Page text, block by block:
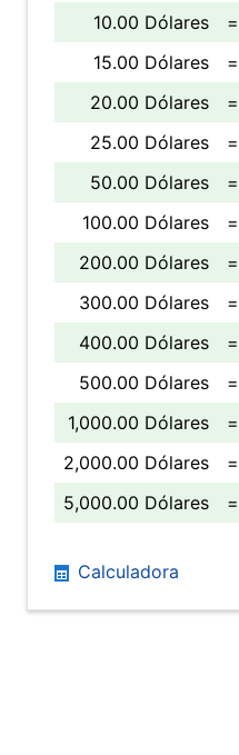
10.00 Dólares
=
15.00 Dólares
=
20.00 Dólares
=
25.00 Dólares
=
50.00 Dólares
=
100.00 Dólares
=
200.00 Dólares
=
300.00 Dólares
=
400.00 Dólares
=
500.00 Dólares
=
1,000.00 Dólares
=
2,000.00 Dólares
=
5,000.00 Dólares
=
Calculadora